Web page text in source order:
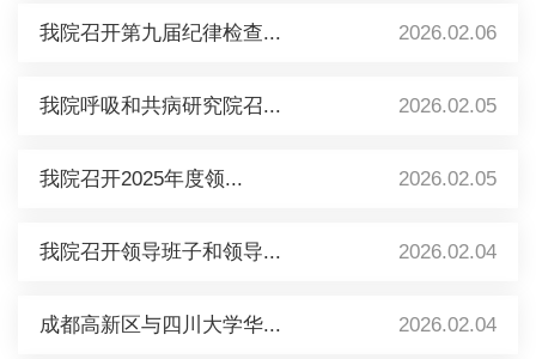
我院召开第九届纪律检查... 2026.02.06
我院呼吸和共病研究院召... 2026.02.05
我院召开2025年度领... 2026.02.05
我院召开领导班子和领导... 2026.02.04
成都高新区与四川大学华... 2026.02.04